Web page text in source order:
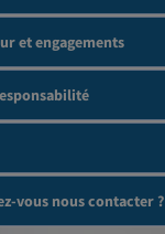
et engagements
vous nous contacter ?